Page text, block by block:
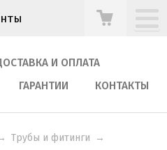
И ОПЛАТА
ГАРАНТИИ КОНТАКТЫ
Трубы и фитинги →